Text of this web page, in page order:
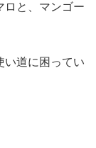
ロと、マンゴー
い道に困ってい